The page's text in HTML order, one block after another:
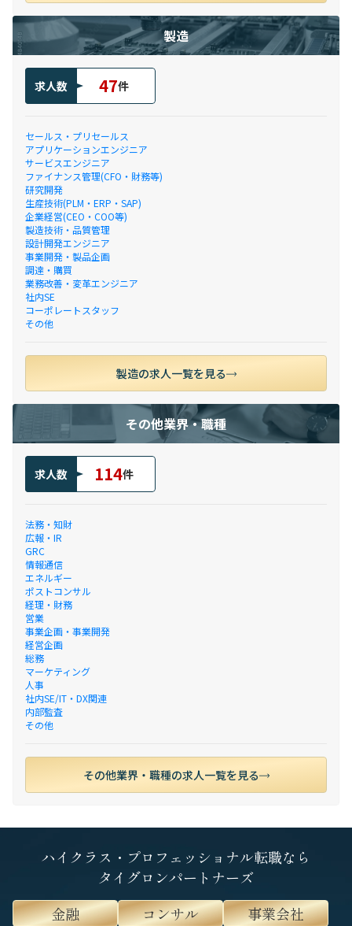
製造
求人数 47件
セールス・プリセールス
アプリケーションエンジニア
サービスエンジニア
ファイナンス管理(CFO・財務等)
研究開発
生産技術(PLM・ERP・SAP)
企業経営(CEO・COO等)
製造技術・品質管理
設計開発エンジニア
事業開発・製品企画
調達・購買
業務改善・変革エンジニア
社内SE
コーポレートスタッフ
その他
製造の求人一覧を見る
その他業界・職種
求人数 114件
法務・知財
広報・IR
GRC
情報通信
エネルギー
ポストコンサル
経理・財務
営業
事業企画・事業開発
経営企画
総務
マーケティング
人事
社内SE/IT・DX関連
内部監査
その他
その他業界・職種の求人一覧を見る
ハイクラス・プロフェッショナル転職なら
タイグロンパートナーズ
金融
コンサル 事業会社